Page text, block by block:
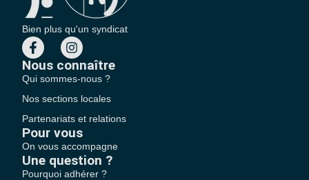
Bien plus qu'un syndicat
Nous connaître
Qui sommes-nous ?
Nos sections locales
Partenariats et relations
Pour vous
On vous accompagne
Une question ?
Pourquoi adhérer ?